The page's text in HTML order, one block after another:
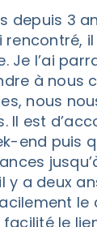
depuis 3
rencontré,
Je l’ai
à nous
nous
Il est
end puis
y a deux
le
le